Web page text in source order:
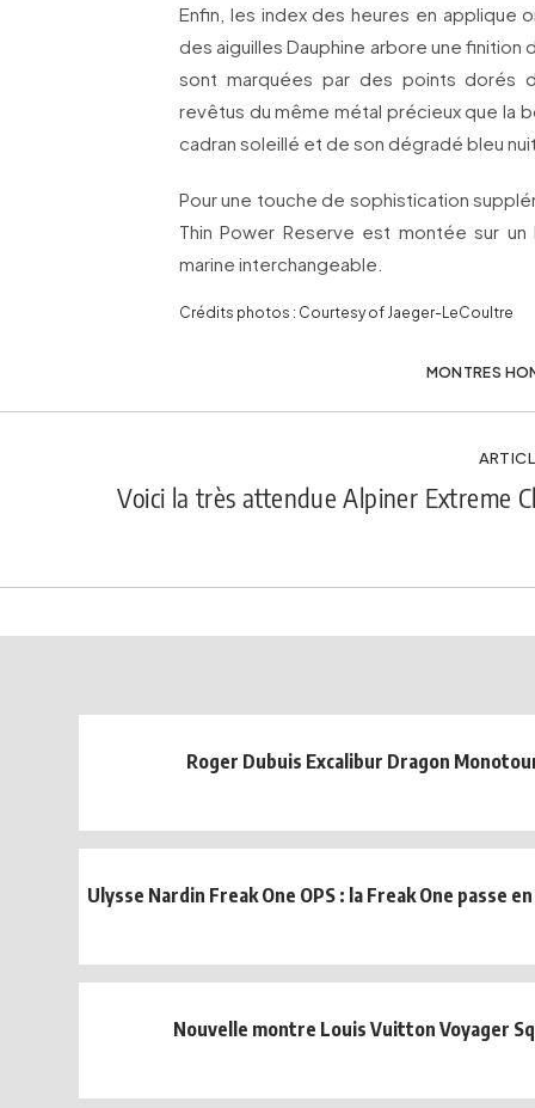
Enfin, les index des heures en
des aiguilles Dauphine arbore une
sont marquées par des points dorés
revêtus du même métal précieux que la
cadran soleillé et de son dégradé bleu
Pour une touche de sophistication
Thin Power Reserve est montée sur
marine interchangeable.
Crédits photos : Courtesy of Jaeger-LeCoultre
MONTRES
Voici la très attendue Alpiner Extreme
Roger Dubuis Excalibur Dragon
Ulysse Nardin Freak One OPS : la Freak One passe
Nouvelle montre Louis Vuitton Voyager